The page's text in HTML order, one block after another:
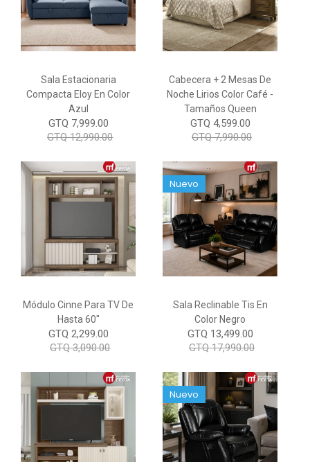
Sala Estacionaria
Compacta Eloy En Color
Azul
GTQ 7,999.00
GTQ 12,990.00
Cabecera + 2 Mesas De
Noche Lirios Color Café -
Tamaños Queen
GTQ 4,599.00
GTQ 7,990.00
Módulo Cinne Para TV De
Hasta 60"
GTQ 2,299.00
GTQ 3,090.00
Sala Reclinable Tis En
Color Negro
Nuevo
GTQ 13,499.00
GTQ 17,990.00
Nuevo